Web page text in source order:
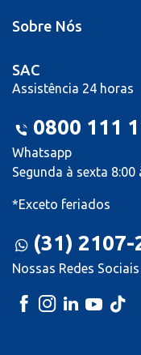
Sobre Nós
SAC
Assistência 24 horas
0800 111
Whatsapp
Segunda à sexta 8:00
*Exceto feriados
(31) 2107-
Nossas Redes Sociais